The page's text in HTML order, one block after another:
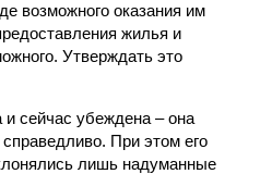
возможного оказания им
жилья и
Утверждать это
сейчас убеждена – она
При этом его
лишь надуманные